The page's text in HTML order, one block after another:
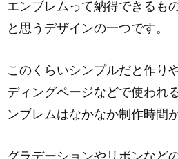
エンブレムって納得できるも
と思うデザインの一つです。
このくらいシンプルだと作り
ディングページなどで使われ
ンブレムはなかなか制作時間